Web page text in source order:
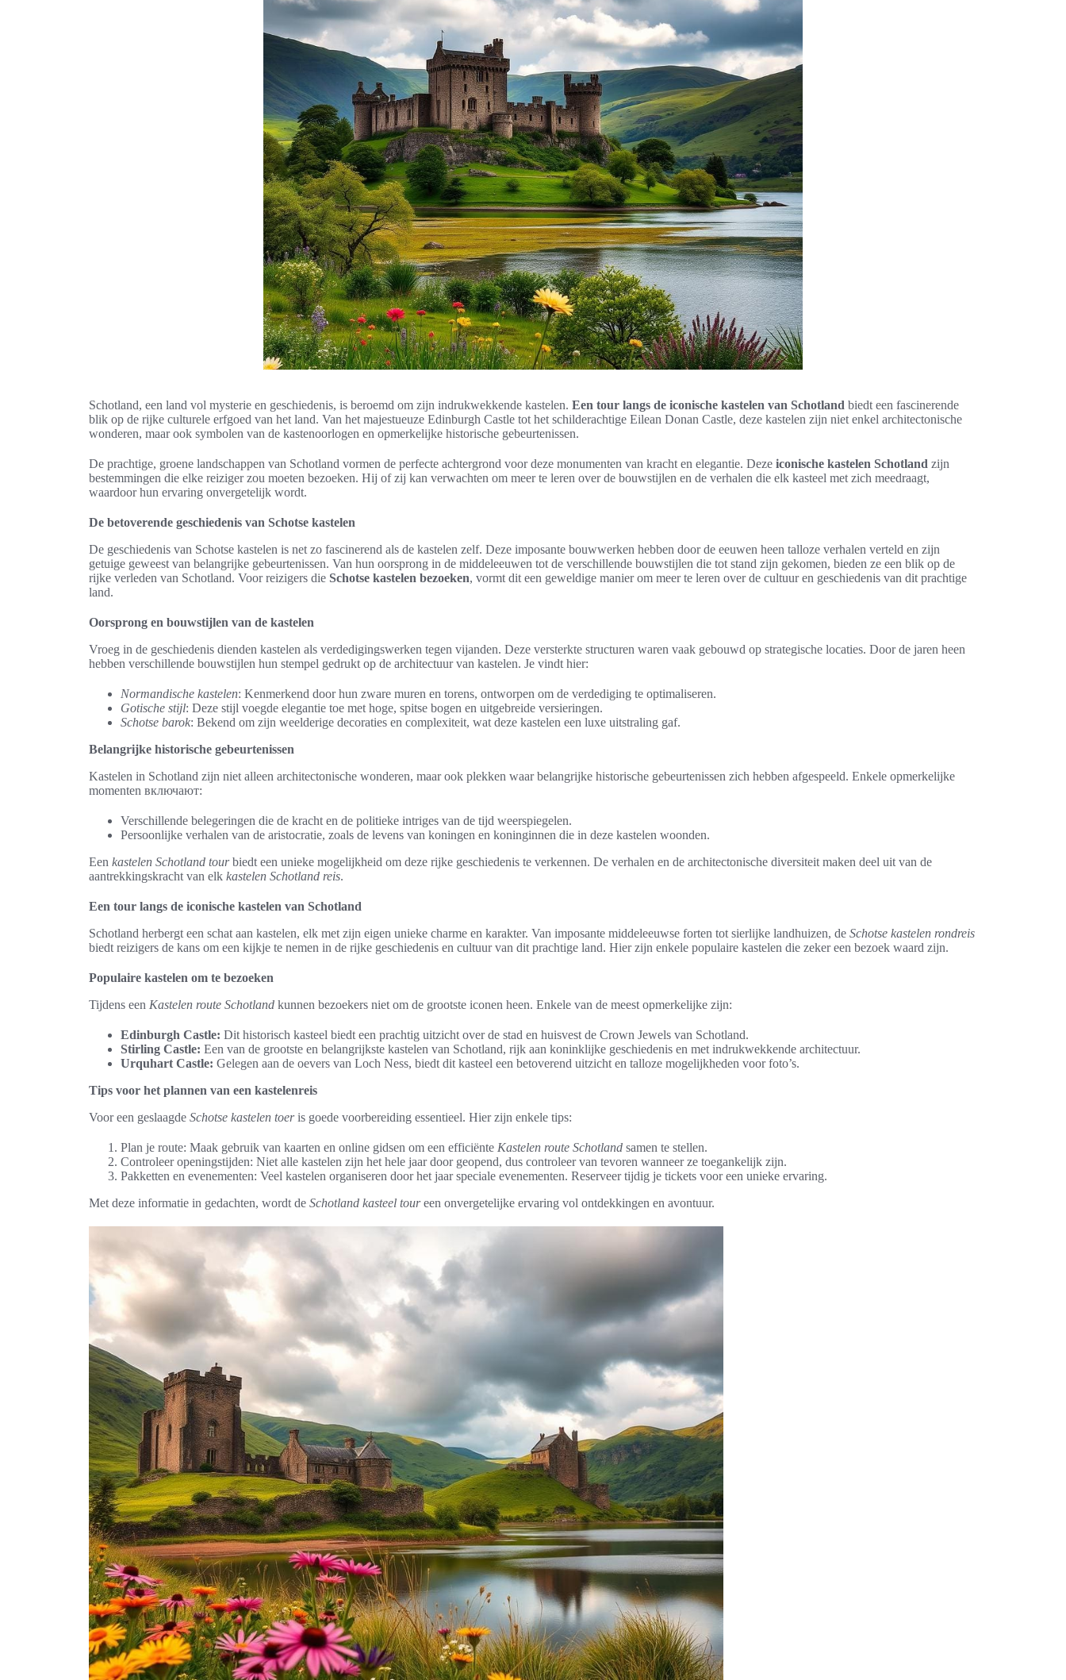
Schotland, een land vol mysterie en geschiedenis, is beroemd om zijn indrukwekkende kastelen. Een tour langs de iconische kastelen van Schotland biedt een fascinerende
blik op de rijke culturele erfgoed van het land. Van het majestueuze Edinburgh Castle tot het schilderachtige Eilean Donan Castle, deze kastelen zijn niet enkel architectonische
wonderen, maar ook symbolen van de kastenoorlogen en opmerkelijke historische gebeurtenissen.
De prachtige, groene landschappen van Schotland vormen de perfecte achtergrond voor deze monumenten van kracht en elegantie. Deze iconische kastelen Schotland zijn
bestemmingen die elke reiziger zou moeten bezoeken. Hij of zij kan verwachten om meer te leren over de bouwstijlen en de verhalen die elk kasteel met zich meedraagt,
waardoor hun ervaring onvergetelijk wordt.
De betoverende geschiedenis van Schotse kastelen
De geschiedenis van Schotse kastelen is net zo fascinerend als de kastelen zelf. Deze imposante bouwwerken hebben door de eeuwen heen talloze verhalen verteld en zijn
getuige geweest van belangrijke gebeurtenissen. Van hun oorsprong in de middeleeuwen tot de verschillende bouwstijlen die tot stand zijn gekomen, bieden ze een blik op de
rijke verleden van Schotland. Voor reizigers die Schotse kastelen bezoeken, vormt dit een geweldige manier om meer te leren over de cultuur en geschiedenis van dit prachtige
land.
Oorsprong en bouwstijlen van de kastelen
Vroeg in de geschiedenis dienden kastelen als verdedigingswerken tegen vijanden. Deze versterkte structuren waren vaak gebouwd op strategische locaties. Door de jaren heen
hebben verschillende bouwstijlen hun stempel gedrukt op de architectuur van kastelen. Je vindt hier:
Normandische kastelen: Kenmerkend door hun zware muren en torens, ontworpen om de verdediging te optimaliseren.
Gotische stijl: Deze stijl voegde elegantie toe met hoge, spitse bogen en uitgebreide versieringen.
Schotse barok: Bekend om zijn weelderige decoraties en complexiteit, wat deze kastelen een luxe uitstraling gaf.
Belangrijke historische gebeurtenissen
Kastelen in Schotland zijn niet alleen architectonische wonderen, maar ook plekken waar belangrijke historische gebeurtenissen zich hebben afgespeeld. Enkele opmerkelijke
momenten включают:
Verschillende belegeringen die de kracht en de politieke intriges van de tijd weerspiegelen.
Persoonlijke verhalen van de aristocratie, zoals de levens van koningen en koninginnen die in deze kastelen woonden.
Een kastelen Schotland tourbiedt een unieke mogelijkheid om deze rijke geschiedenis te verkennen. De verhalen en de architectonische diversiteit maken deel uit van de
aantrekkingskracht van elk kastelen Schotland reis.
Een tour langs de iconische kastelen van Schotland
Schotland herbergt een schat aan kastelen, elk met zijn eigen unieke charme en karakter. Van imposante middeleeuwse forten tot sierlijke landhuizen, de Schotse kastelen rondreis
biedt reizigers de kans om een kijkje te nemen in de rijke geschiedenis en cultuur van dit prachtige land. Hier zijn enkele populaire kastelen die zeker een bezoek waard zijn.
Populaire kastelen om te bezoeken
Tijdens een Kastelen route Schotland kunnen bezoekers niet om de grootste iconen heen. Enkele van de meest opmerkelijke zijn:
Edinburgh Castle: Dit historisch kasteel biedt een prachtig uitzicht over de stad en huisvest de Crown Jewels van Schotland.
Stirling Castle: Een van de grootste en belangrijkste kastelen van Schotland, rijk aan koninklijke geschiedenis en met indrukwekkende architectuur.
Urquhart Castle: Gelegen aan de oevers van Loch Ness, biedt dit kasteel een betoverend uitzicht en talloze mogelijkheden voor foto’s.
Tips voor het plannen van een kastelenreis
Voor een geslaagde Schotse kastelen toeris goede voorbereiding essentieel. Hier zijn enkele tips:
Plan je route: Maak gebruik van kaarten en online gidsen om een efficiënte Kastelen route Schotland samen te stellen.
Controleer openingstijden: Niet alle kastelen zijn het hele jaar door geopend, dus controleer van tevoren wanneer ze toegankelijk zijn.
Pakketten en evenementen: Veel kastelen organiseren door het jaar speciale evenementen. Reserveer tijdig je tickets voor een unieke ervaring.
Met deze informatie in gedachten, wordt de Schotland kasteel toureen onvergetelijke ervaring vol ontdekkingen en avontuur.